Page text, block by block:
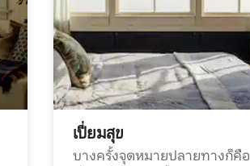
เปี่ยมสุข
บางครั้งจุดหมายปลายทางก็คือ